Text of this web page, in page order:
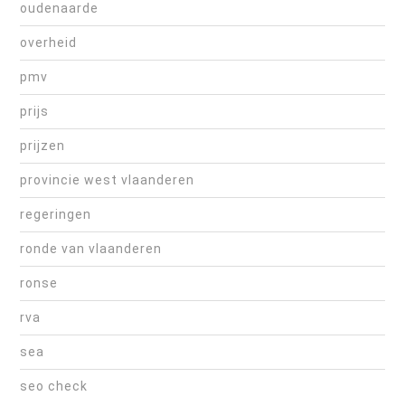
oudenaarde
overheid
pmv
prijs
prijzen
provincie west vlaanderen
regeringen
ronde van vlaanderen
ronse
rva
sea
seo check